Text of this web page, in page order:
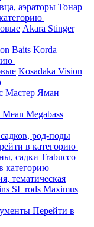
аэраторы Тонар
Akara Stinger
Baits Korda
Kosadaka Vision
Мастер Яман
Megabass
род-поды
в категорию
садки Trabucco
категорию
тематическая
SL rods Maximus
Перейти в